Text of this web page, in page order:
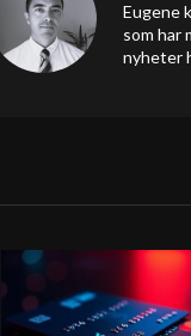
Eugene
som har
nyheter